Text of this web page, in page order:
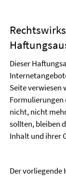
Dieser
Seite verwiesen
Formulierungen
nicht, nicht
sollten, bleiben
Inhalt und ihrer
Der vorliegende